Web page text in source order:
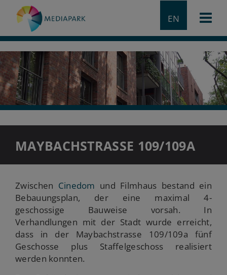
EN
MAYBACHSTRASSE 109/109A
Zwischen Cinedom und Filmhaus bestand ein
Bebauungsplan, der eine maximal 4-
geschossige Bauweise vorsah. In
Verhandlungen mit der Stadt wurde erreicht,
dass in der Maybachstrasse 109/109a fünf
Geschosse plus Staffelgeschoss realisiert
werden konnten.